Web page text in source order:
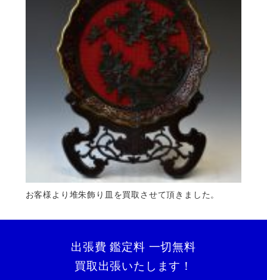
お客様より堆朱飾り皿を買取させて頂きました。
出張費 鑑定料 一切無料
買取出張いたします！